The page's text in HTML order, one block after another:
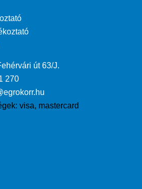
út 63/J.
270
visa, mastercard